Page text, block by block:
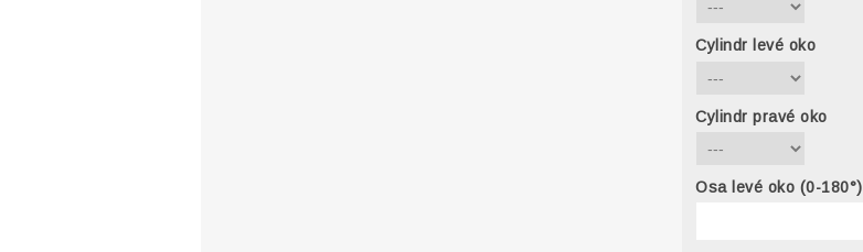
Cylindr levé oko
Cylindr pravé oko
Osa levé oko (0-180°)